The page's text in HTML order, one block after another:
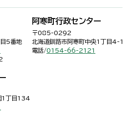
5番地
阿寒町行政センター
〒085-0292
北海道釧路市阿寒町中央1丁目4-1
電話/0154-66-2121
1丁目134